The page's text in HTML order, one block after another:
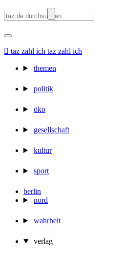
 taz zahl ich taz zahl ich
themen
politik
öko
gesellschaft
kultur
sport
berlin
nord
wahrheit
verlag